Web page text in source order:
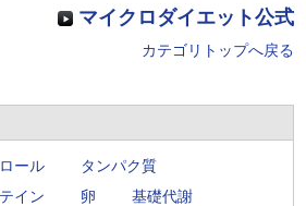
マイクロダイエット公式
カテゴリトップへ戻る
ール
タンパク質
イン 卵
基礎代謝